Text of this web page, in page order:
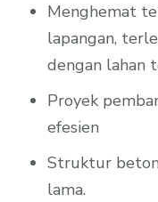
Menghemat
lapangan,
dengan lahan
Proyek
efesien
Struktur
lama.